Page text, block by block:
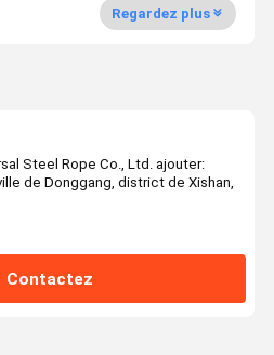
Regardez plus
Steel Rope Co., Ltd. ajouter:
de Donggang, district de Xishan,
Contactez